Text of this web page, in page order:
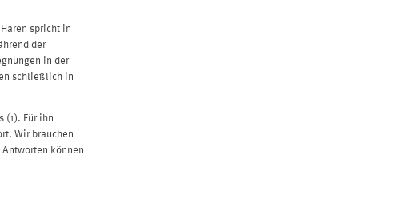
spricht in
der
in der
schließlich in
(1). Für ihn
Wir brauchen
können